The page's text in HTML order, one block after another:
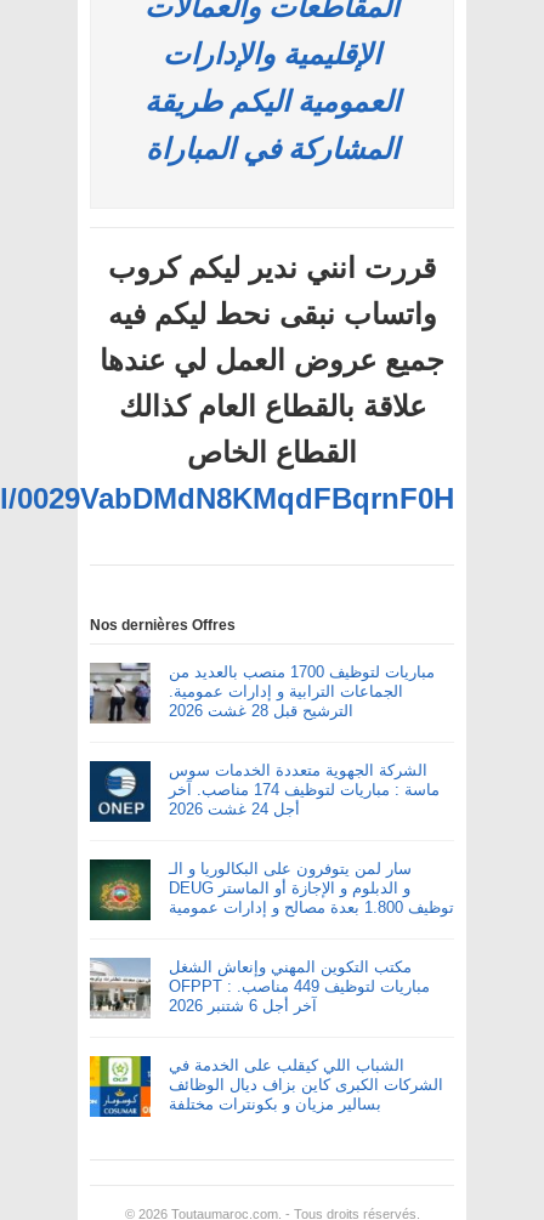
الإقليمية والإدارات
العمومية اليكم طريقة
المشاركة في المباراة
قررت انني ندير ليكم كروب
واتساب نبقى نحط ليكم فيه
جميع عروض العمل لي عندها
علاقة بالقطاع العام كذالك
القطاع الخاص
Nos dernières Offres
مباريات لتوظيف 1700 منصب بالعديد من
الجماعات الترابية و إدارات عمومية.
الترشيح قبل 28 غشت 2026
الشركة الجهوية متعددة الخدمات سوس
ماسة : مباريات لتوظيف 174 مناصب. آخر
أجل 24 غشت 2026
سار لمن يتوفرون على البكالوريا و الـ
DEUG و الدبلوم و الإجازة أو الماستر
توظيف 1.800 بعدة مصالح و إدارات عمومية
مكتب التكوين المهني وإنعاش الشغل
OFPPT : مباريات لتوظيف 449 مناصب.
آخر أجل 6 شتنبر 2026
الشباب اللي كيقلب على الخدمة في
الشركات الكبرى كاين بزاف ديال الوظائف
بسالير مزيان و بكونترات مختلفة
© 2026 Toutaumaroc.com. - Tous droits réservés.